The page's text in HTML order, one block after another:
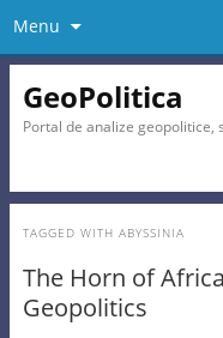
Menu
GeoPolitica
Portal de analize geopolitice,
TAGGED WITH ABYSSINIA
The Horn of
Geopolitics